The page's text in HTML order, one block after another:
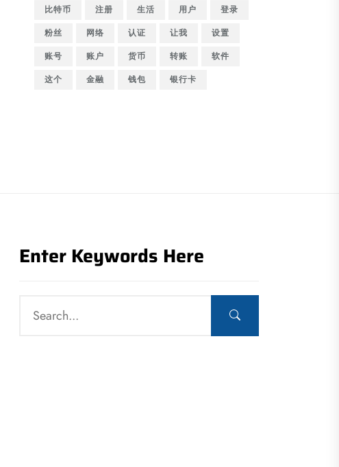
比特币
注册 生活 用户
登录
粉丝
网络 认证 让我
设置
账号
账户 货币 转账
软件
这个
金融 钱包 银行卡
Enter Keywords Here